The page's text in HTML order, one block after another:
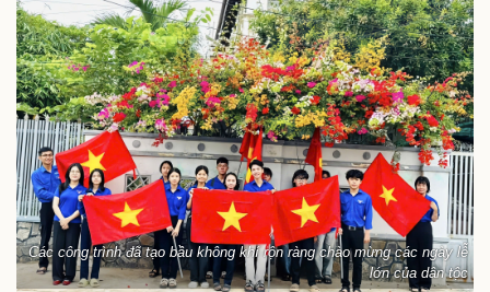
Các công trình đã tạo bầu không khí rộn ràng chào mừng các ngày lễ
lớn của dân tộc